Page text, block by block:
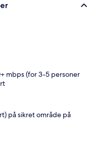
mbps (for 3-5 personer
på sikret område på